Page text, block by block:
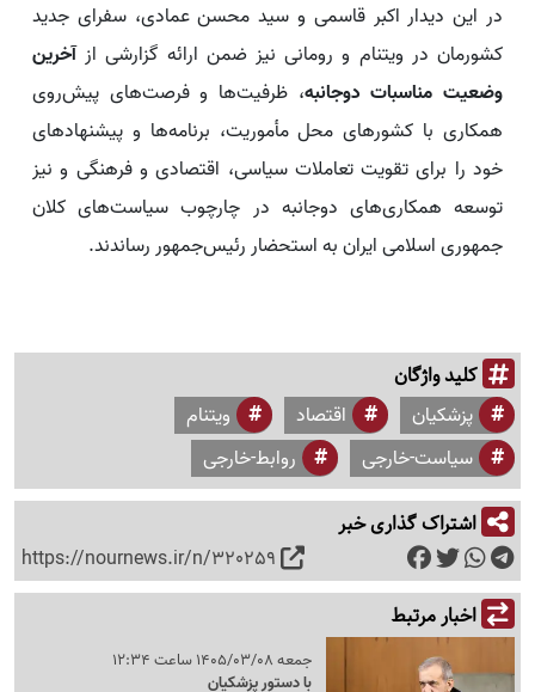
در این دیدار اکبر قاسمی و سید محسن عمادی، سفرای جدید
کشورمان در ویتنام و رومانی نیز ضمن ارائه گزارشی ازآخرین
وضعیت مناسبات دوجانبه، ظرفیت‌ها و فرصت‌های پیش‌روی
همکاری با کشورهای محل مأموریت، برنامه‌ها و پیشنهادهای
خود را برای تقویت تعاملات سیاسی، اقتصادی و فرهنگی و نیز
توسعه همکاری‌های دوجانبه در چارچوب سیاست‌های کلان
جمهوری اسلامی ایران به استحضار رئیس‌جمهور رساندند.
کلید واژگان
پزشکیان اقتصاد
ویتنام
سیاست-خارجی
روابط-خارجی
اشتراک گذاری خبر
https://nournews.ir/n/320259
اخبار مرتبط
جمعه 1405/03/08 ساعت 12:34
با دستور پزشکیان